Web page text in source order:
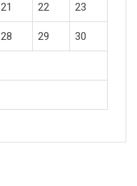
21 22 23
28 29 30